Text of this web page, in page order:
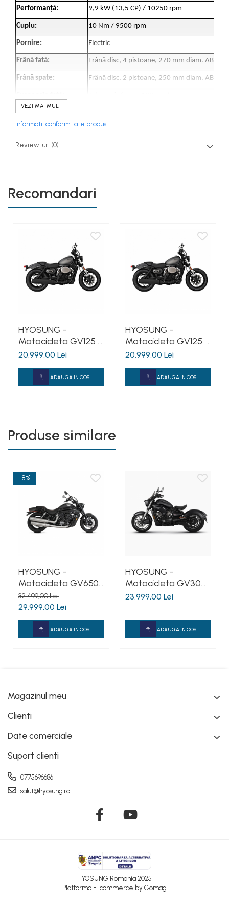
Performanţă: 9,9 kW (13,5 CP) / 10250 rpm
Cuplu: 10 Nm / 9500 rpm
Pornire: Electric
Frână fată: Frână disc, 4 pistoane, 270 mm diam. ABS
Frână spate: Frână disc, 2 pistoane, 250 mm diam. ABS
Suspensie spate:
Roata spate:
Masa (rezervor plin): 165 kg
2,2 litri / 100 km
VEZI MAI MULT
Informatii conformitate produs
Review-uri (0)
Recomandari
HYOSUNG -
Motocicleta GV125 S
EVO - negru
20.999,00 Lei
ADAUGA IN COS
HYOSUNG -
Motocicleta GV125 S
EVO - negru mat
20.999,00 Lei
ADAUGA IN COS
Produse similare
-8%
HYOSUNG -
Motocicleta GV650
- negru
32.499,00 Lei
29.999,00 Lei
ADAUGA IN COS
HYOSUNG -
Motocicleta GV300
R - negru
23.999,00 Lei
ADAUGA IN COS
Magazinul meu
Clienti
Date comerciale
Suport clienti
0775696686
salut@hyosung.ro
HYOSUNG Romania 2025
Platforma E-commerce by Gomag